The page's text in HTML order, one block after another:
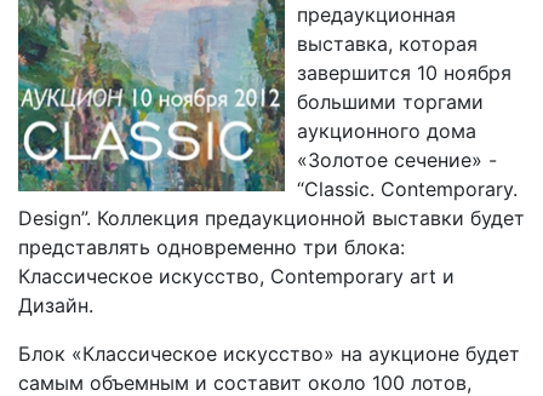
предаукционная
выставка, которая
завершится 10 ноября
большими торгами
аукционного дома
«Золотое сечение» -
“Classic. Contemporary.
Design”. Коллекция предаукционной выставки будет
представлять одновременно три блока:
Классическое искусство, Contemporary art и
Дизайн.
Блок «Классическое искусство» на аукционе будет
самым объемным и составит около 100 лотов,